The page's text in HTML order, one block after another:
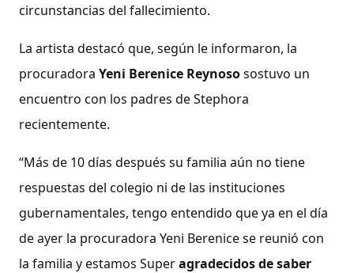
circunstancias del fallecimiento.
La artista destacó que, según le informaron, la
procuradora Yeni Berenice Reynososostuvo un
encuentro con los padres de Stephora
recientemente.
“Más de 10 días después su familia aún no tiene
respuestas del colegio ni de las instituciones
gubernamentales, tengo entendido que ya en el día
de ayer la procuradora Yeni Berenice se reunió con
la familia y estamos Superagradecidos de saber